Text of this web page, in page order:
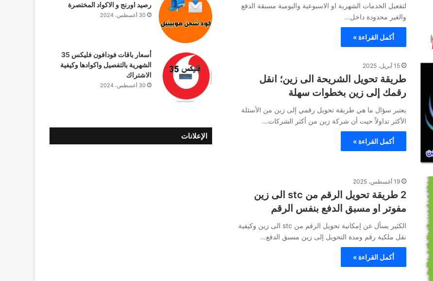
لتفعيل الخدمات الشهرية او الاسبوعية واليومية مسبقة الدفع
والغير محدودة داخل…
أكمل القراءة »
15 أبريل، 2025
طريقة تحويل الشريحة الى زين؛ انقل
رقمك إلى زين بخطوات سهلة
يعتبر سؤال ما هي طريقة تحويل رقمي إلى زين من الأسئلة
الأكثر تداولاً حيت أن شركة زين من أكثر الشركات…
أكمل القراءة »
19 أغسطس، 2025
2 طريقة تحويل الرقم من stc الى زين
مفوتر او مسبق الدفع بنفس الرقم
الكثير يسأل عن إمكانية تحويل الرقم من stc الى زين وكيفية
نقل ملكية رقم ومدة التحويل إلى زين مسبق الدفع…
أكمل القراءة »
رصيد اورنج و الاكواد المختصرة
30 أغسطس، 2024
أسعار باقات فودافون فلیکس 35
الشهرية بالتفصيل واكوادها وكيفية
الاشتراك
30 أغسطس، 2024
الإعلانات